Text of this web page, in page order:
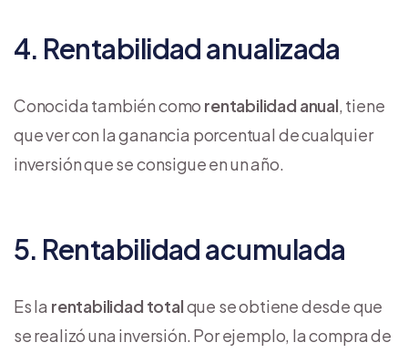
4. Rentabilidad anualizada
Conocida también como rentabilidad anual, tiene
que ver con la ganancia porcentual de cualquier
inversión que se consigue en un año.
5. Rentabilidad acumulada
Es la rentabilidad totalque se obtiene desde que
se realizó una inversión. Por ejemplo, la compra de